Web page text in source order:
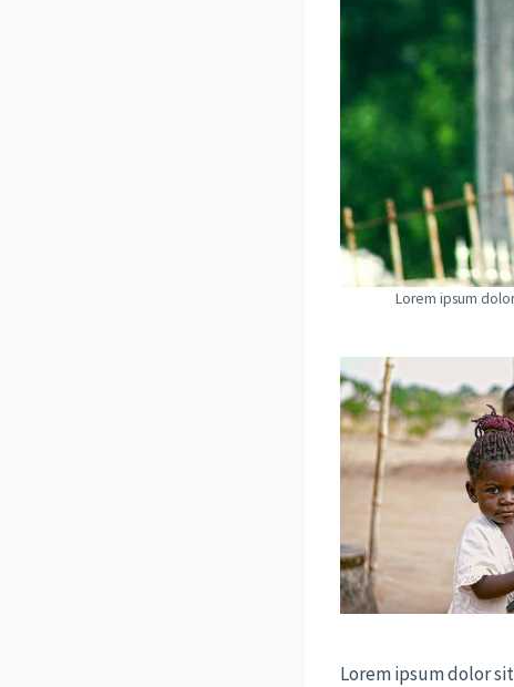
Lorem ipsum
Lorem ipsum dolor